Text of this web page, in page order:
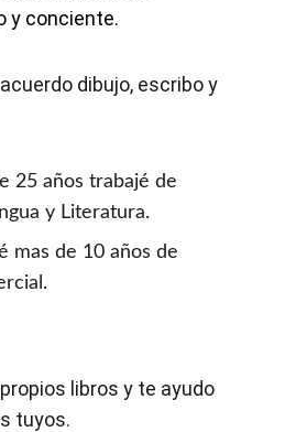
y conciente.
dibujo, escribo y
25 años trabajé de
y Literatura.
mas de 10 años de
libros y te ayudo
tuyos.